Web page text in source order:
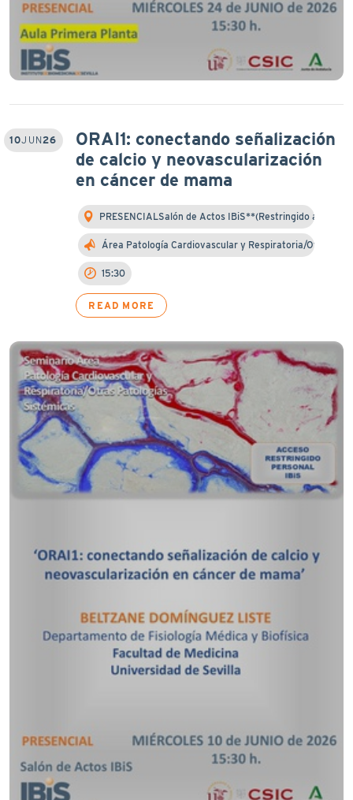
10JUN26
ORAI1: conectando señalización
de calcio y neovascularización
en cáncer de mama
PRESENCIALSalón de Actos IBiS**(Restringido a inv…
Área Patología Cardiovascular y Respiratoria/Otra…
15:30
READ MORE